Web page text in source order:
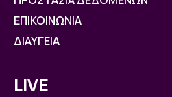
ΕΠΙΚΟΙΝΩΝΙΑ
ΔΙΑΥΓΕΙΑ
LIVE